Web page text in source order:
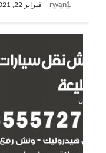
rwan1 فبراير 22, 2021